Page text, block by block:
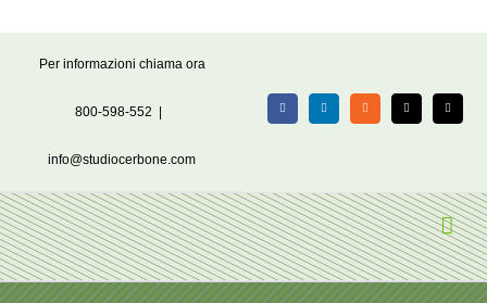
Per informazioni chiama ora
800-598-552
info@studiocerbone.com
FacebookLinkedIn Rss X Email